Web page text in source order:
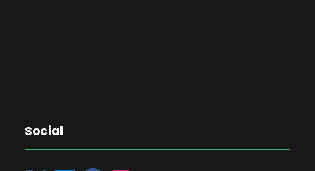
Social